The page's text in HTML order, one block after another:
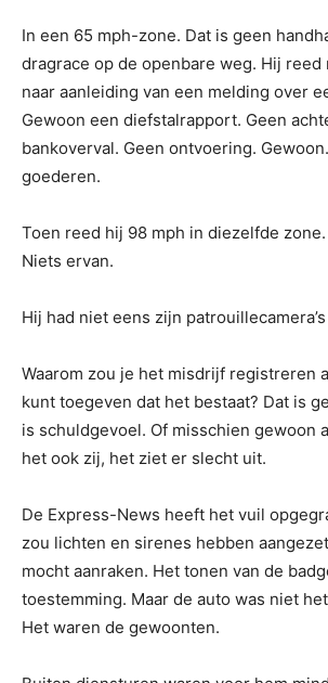
In een 65 mph-zone. Dat is geen
dragrace op de openbare weg. Hij
naar aanleiding van een melding over
Gewoon een diefstalrapport. Geen
bankoverval. Geen ontvoering.
goederen.
Toen reed hij 98 mph in diezelfde
Niets ervan.
Hij had niet eens zijn
Waarom zou je het misdrijf registreren
kunt toegeven dat het bestaat? Dat is
is schuldgevoel. Of misschien gewoon
het ook zij, het ziet er slecht uit.
De Express-News heeft het vuil
zou lichten en sirenes hebben
mocht aanraken. Het tonen van de
toestemming. Maar de auto was niet
Het waren de gewoonten.